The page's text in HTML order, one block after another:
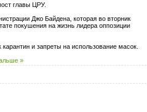
главы ЦРУ.
Джо Байдена, которая во вторник
покушения на жизнь лидера оппозиции
и запреты на использование масок.
»